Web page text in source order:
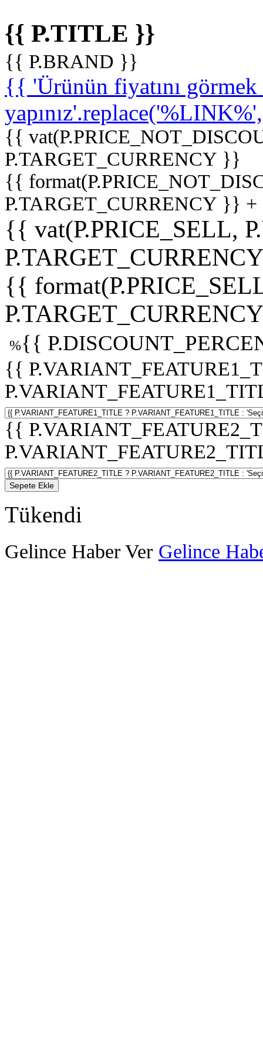
{{ P.TITLE }}
{{ P.BRAND }}
{{ 'Ürünün fiyatını
{{
P.TARGET_CURRENCY }}
{{
P.TARGET_CURRENCY }}
{{ vat(P.PRICE_SELL,
{{
%{{
{{
{{
Sepete Ekle
Tükendi
Gelince Haber Ver Gelince